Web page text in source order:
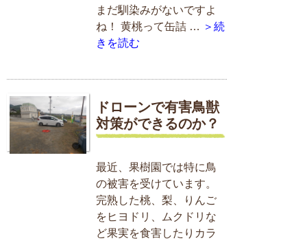
まだ馴染みがないですよ
ね！ 黄桃って缶詰 … ＞続
きを読む
ドローンで有害鳥獣
対策ができるのか？
最近、果樹園では特に鳥
の被害を受けています。
完熟した桃、梨、りんご
をヒヨドリ、ムクドリな
ど果実を食害したりカラ